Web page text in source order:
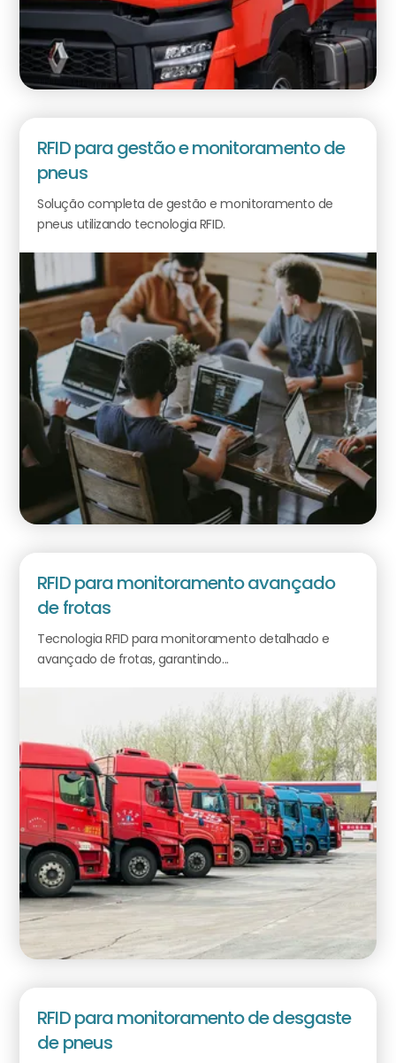
RFID para gestão e monitoramento de
pneus
Solução completa de gestão e monitoramento de
pneus utilizando tecnologia RFID.
RFID para monitoramento avançado
de frotas
Tecnologia RFID para monitoramento detalhado e
avançado de frotas, garantindo...
RFID para monitoramento de desgaste
de pneus